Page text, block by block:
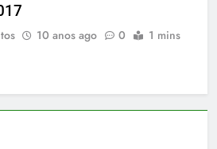
10 anos ago 0 1 mins